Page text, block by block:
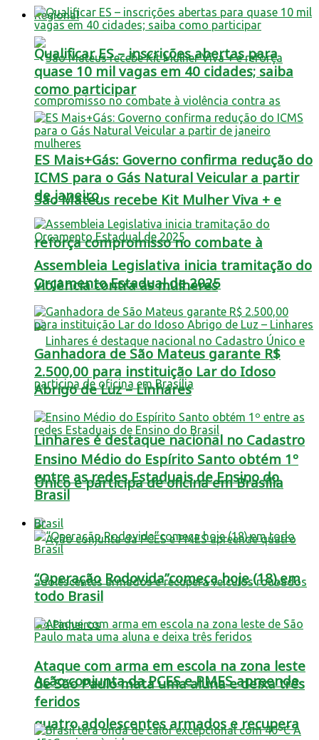
Regional
São Mateus recebe Kit Mulher Viva + e
reforça compromisso no combate à
violência contra as mulheres
Linhares é destaque nacional no Cadastro
Único e participa de oficina em Brasília
Ação conjunta da PCES e PMES apreende
quatro adolescentes armados e recupera
Qualificar ES – inscrições abertas para
quase 10 mil vagas em 40 cidades; saiba
como participar
ES Mais+Gás: Governo confirma redução do
ICMS para o Gás Natural Veicular a partir
de janeiro
Assembleia Legislativa inicia tramitação do
Orçamento Estadual de 2025
Ganhadora de São Mateus garante R$
2.500,00 para instituição Lar do Idoso
Abrigo de Luz – Linhares
Ensino Médio do Espírito Santo obtém 1º
entre as redes Estaduais de Ensino do
Brasil
Brasil
“Operação Rodovida”começa hoje (18),em
todo Brasil
Ataque com arma em escola na zona leste
de São Paulo mata uma aluna e deixa três
feridos